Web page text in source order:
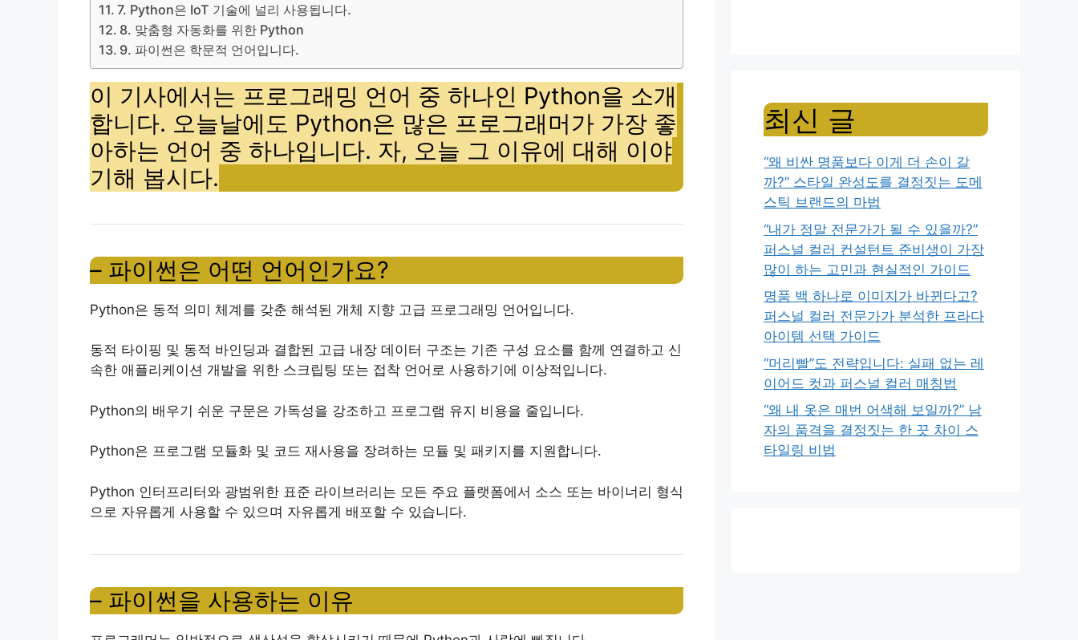
7. Python은 IoT 기술에 널리 사용됩니다.
8. 맞춤형 자동화를 위한 Python
9. 파이썬은 학문적 언어입니다.
이 기사에서는 프로그래밍 언어 중 하나인 Python을 소개
합니다. 오늘날에도 Python은 많은 프로그래머가 가장 좋
아하는 언어 중 하나입니다. 자, 오늘 그 이유에 대해 이야
기해 봅시다.
– 파이썬은 어떤 언어인가요?
Python은 동적 의미 체계를 갖춘 해석된 개체 지향 고급 프로그래밍 언어입니다.
동적 타이핑 및 동적 바인딩과 결합된 고급 내장 데이터 구조는 기존 구성 요소를 함께 연결하고 신
속한 애플리케이션 개발을 위한 스크립팅 또는 접착 언어로 사용하기에 이상적입니다.
Python의 배우기 쉬운 구문은 가독성을 강조하고 프로그램 유지 비용을 줄입니다.
Python은 프로그램 모듈화 및 코드 재사용을 장려하는 모듈 및 패키지를 지원합니다.
Python 인터프리터와 광범위한 표준 라이브러리는 모든 주요 플랫폼에서 소스 또는 바이너리 형식
으로 자유롭게 사용할 수 있으며 자유롭게 배포할 수 있습니다.
– 파이썬을 사용하는 이유
최신 글
“왜 비싼 명품보다 이게 더 손이 갈
까?” 스타일 완성도를 결정짓는 도메
스틱 브랜드의 마법
“내가 정말 전문가가 될 수 있을까?”
퍼스널 컬러 컨설턴트 준비생이 가장
많이 하는 고민과 현실적인 가이드
명품 백 하나로 이미지가 바뀐다고?
퍼스널 컬러 전문가가 분석한 프라다
아이템 선택 가이드
“머리빨”도 전략입니다: 실패 없는 레
이어드 컷과 퍼스널 컬러 매칭법
“왜 내 옷은 매번 어색해 보일까?” 남
자의 품격을 결정짓는 한 끗 차이 스
타일링 비법